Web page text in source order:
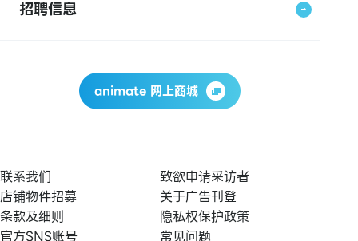
招聘信息
animate 网上商城
联系我们
致欲申请采访者
店铺物件招募
关于广告刊登
条款及细则
隐私权保护政策
官方SNS账号
常见问题